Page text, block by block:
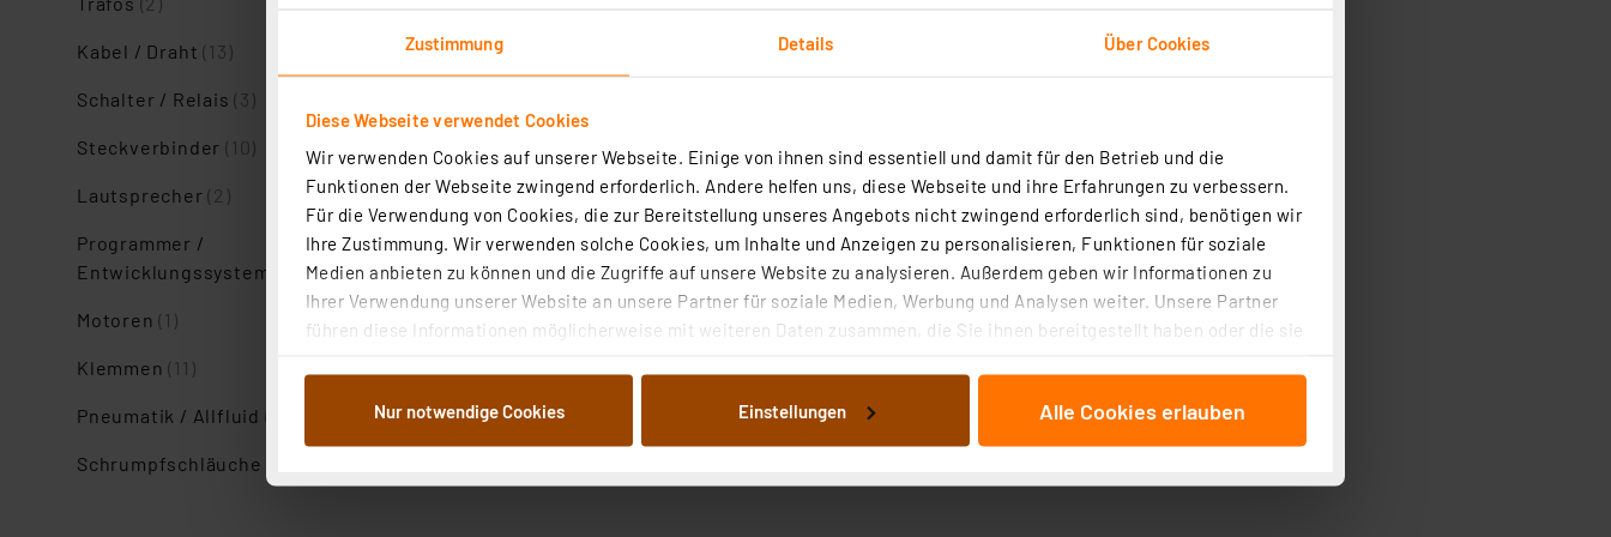
Zustimmung Details Über Cookies
Diese Webseite verwendet Cookies
Wir verwenden Cookies auf unserer Webseite. Einige von ihnen sind essentiell und damit für den Betrieb und die
Funktionen der Webseite zwingend erforderlich. Andere helfen uns, diese Webseite und ihre Erfahrungen zu verbessern.
Für die Verwendung von Cookies, die zur Bereitstellung unseres Angebots nicht zwingend erforderlich sind, benötigen wir
Ihre Zustimmung. Wir verwenden solche Cookies, um Inhalte und Anzeigen zu personalisieren, Funktionen für soziale
Medien anbieten zu können und die Zugriffe auf unsere Website zu analysieren. Außerdem geben wir Informationen zu
Ihrer Verwendung unserer Website an unsere Partner für soziale Medien, Werbung und Analysen weiter. Unsere Partner
führen diese Informationen möglicherweise mit weiteren Daten zusammen, die Sie ihnen bereitgestellt haben oder die sie
Weiterverarbeitung für die nachfolgend dargestellten bzw. die von Ihnen ausgewählten Verarbeitungszwecke (Art. 6
Abs.1a DSG-VO) zu. Eine detaillierte Auflistung der einzelnen Cookies nach Zweck und Anbieter ist durch Klick auf den
Nur notwendige Cookies Einstellungen Alle Cookies erlauben
Kabel / Draht(13)
Schalter / Relais(3)
Steckverbinder(10)
Lautsprecher(2)
Programmer /
Entwicklungssysteme
Motoren(1)
Klemmen(11)
Pneumatik / Allfluid (1)
Schrumpfschläuche